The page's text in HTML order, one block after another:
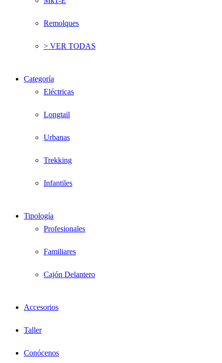
Remolques
> VER TODAS
Categoría
Eléctricas
Longtail
Urbanas
Trekking
Infantiles
Tipología
Profesionales
Familiares
Cajón Delantero
Accesorios
Taller
Conócenos